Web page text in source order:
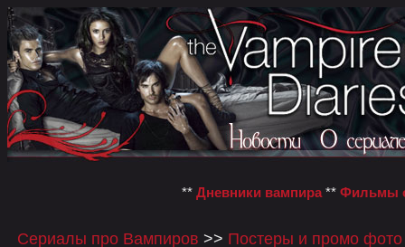
** Дневники вампира ** Фильмы
Сериалы про Вампиров >> Постеры и промо